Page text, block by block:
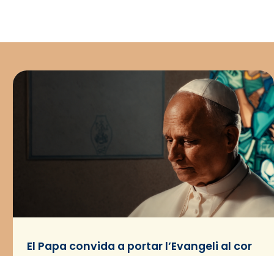
El Papa convida a portar l’Evangeli al cor